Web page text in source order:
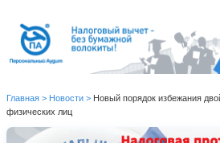
Главная > Новости > Новый порядок избежания
физических лиц